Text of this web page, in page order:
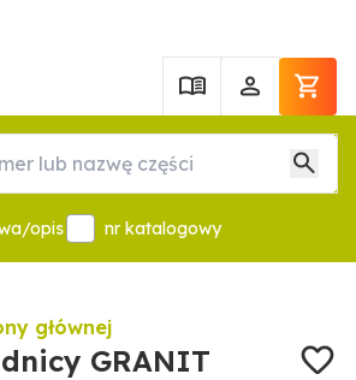
opis nr katalogowy
głównej
GRANIT